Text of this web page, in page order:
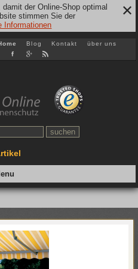
der Online-Shop optimal
stimmen Sie der
Informationen
✕
Blog Kontakt
über uns